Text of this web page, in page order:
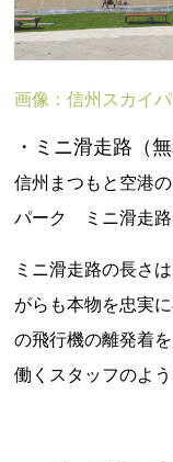
画像：信州スカイ
・ミニ滑走路（無
信州まつもと空港
パーク ミニ滑走路
ミニ滑走路の長さ
がらも本物を忠実
の飛行機の離発着
働くスタッフのよ